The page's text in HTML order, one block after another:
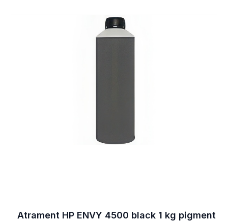
Atrament HP ENVY 4500 black 1 kg pigment